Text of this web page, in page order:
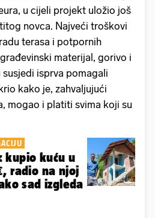
u cijeli projekt uložio još
novca. Najveći troškovi
terasa i potpornih
materijal, gorivo i
isprva pomagali
kako je, zahvaljujući
mogao i platiti svima koji su
kupio kuću u
radio na njoj
sad izgleda